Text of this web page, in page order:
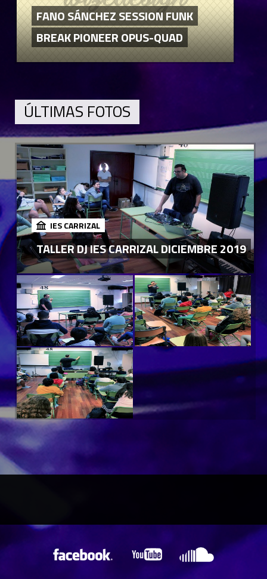
FANO SÁNCHEZ SESSION FUNK
BREAK PIONEER OPUS-QUAD
ÚLTIMAS FOTOS
IES CARRIZAL
TALLER DJ IES CARRIZAL DICIEMBRE 2019